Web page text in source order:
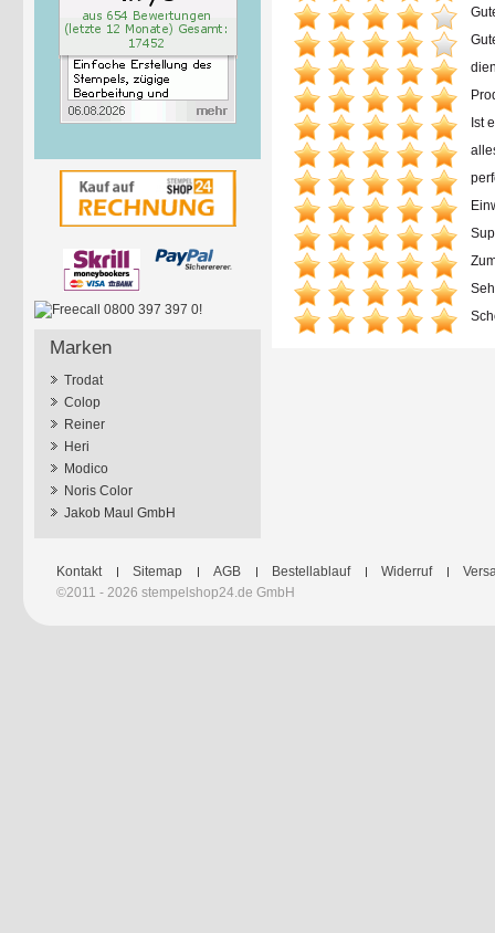
Marken
Trodat
Colop
Reiner
Heri
Modico
Noris Color
Jakob Maul GmbH
Ist
Kontakt Sitemap AGB Bestellablauf Widerruf
©2011 - 2026 stempelshop24.de GmbH